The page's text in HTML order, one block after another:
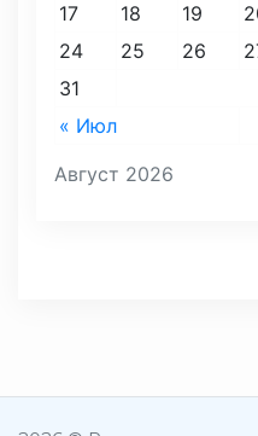
Август 2026
« Июл
17
18 19
24
25 26
31